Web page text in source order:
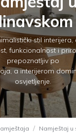
povrat unutar 365
01 8000 383
4.8
stil
funkcionalnost i
prepoznatljiv po
a interijerom
osvjetljenje.
/ Namještaj u